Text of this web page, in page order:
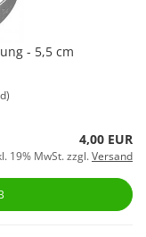
- 5,5 cm
4,00 EUR
19% MwSt. zzgl.Versand